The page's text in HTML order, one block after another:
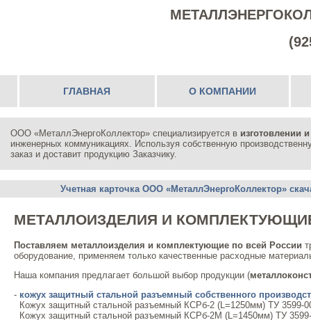
(925)
ГЛАВНАЯ О КОМПАНИИ
ООО «МеталлЭнергоКоллектор» специализируется в изготовлении
инженерных коммуникациях. Используя собственную
заказ и доставит продукцию Заказчику.
Учетная карточка ООО «МеталлЭнергоКоллектор»
МЕТАЛЛОИЗДЕЛИЯ И
Поставляем металлоизделия и комплектующие по всей России
оборудование, применяем только качественные расходные
Наша компания предлагает большой выбор продукции (
- кожух защитный стальной разъемный собственного
Кожух защитный стальной разъемный КСРб-2 (L=1250мм) ТУ 3599-
Кожух защитный стальной разъемный КСРб-2М (L=1450мм) ТУ 3599-